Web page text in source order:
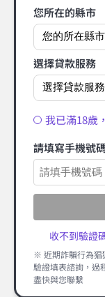
您所在的縣市
選擇貸款服務
我已滿18歲
請填寫手機號
收不到驗證
※ 近期詐騙行為猖
驗證填表諮詢，過
盡快與您聯繫